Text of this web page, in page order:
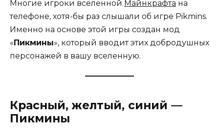
Многие игроки вселенной Майнкрафта на
телефоне, хотя-бы раз слышали об игре Pikmins.
Именно на основе этой игры создан мод
«Пикмины», который вводит этих добродушных
персонажей в вашу вселенную.
Красный, желтый, синий —
Пикмины